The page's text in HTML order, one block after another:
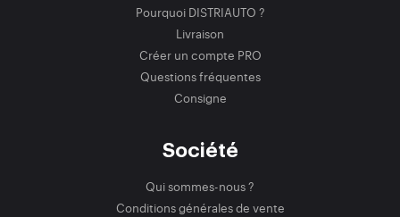
Pourquoi DISTRIAUTO ?
Livraison
Créer un compte PRO
Questions fréquentes
Consigne
Société
Qui sommes-nous ?
Conditions générales de vente